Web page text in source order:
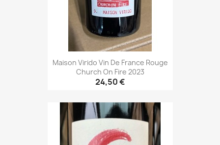
Maison Virido Vin De France Rouge
Church On Fire 2023
24,50 €